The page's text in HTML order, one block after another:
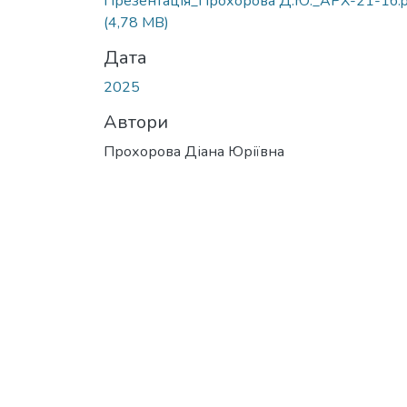
(4,78 MB)
Дата
2025
Автори
Прохорова Діана Юріївна